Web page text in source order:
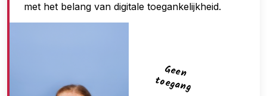
met het belang van digitale toegankelijkheid.
G
een
toegan
g